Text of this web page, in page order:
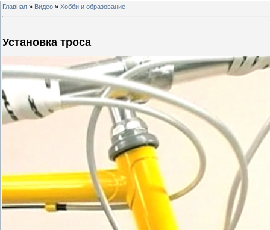
Главная » Видео » Хобби и образование
Установка троса